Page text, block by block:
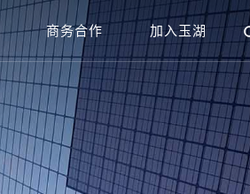
商务合作 加入玉湖